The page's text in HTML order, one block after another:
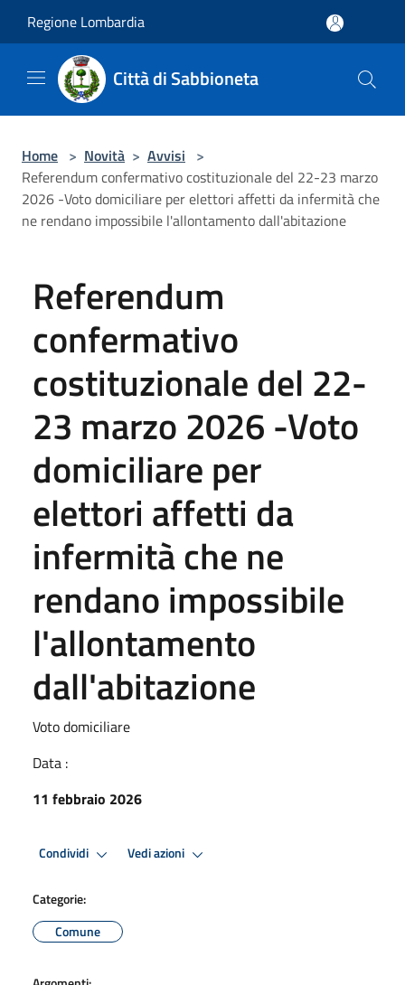
Regione Lombardia
Città di Sabbioneta
Home > Novità > Avvisi >
Referendum confermativo costituzionale del 22-23 marzo
2026 -Voto domiciliare per elettori affetti da infermità che
ne rendano impossibile l'allontamento dall'abitazione
Referendum
confermativo
costituzionale del 22-
23 marzo 2026 -Voto
domiciliare per
elettori affetti da
infermità che ne
rendano impossibile
l'allontamento
dall'abitazione
Voto domiciliare
Data :
11 febbraio 2026
Condividi Vedi azioni
Categorie:
Comune